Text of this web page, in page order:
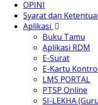
OPINI
Syarat dan
Aplikasi
Buku Tamu
Aplikasi RDM
E-Surat
E-Kartu
LMS PORTAL
PTSP Online
SI-LEKHA